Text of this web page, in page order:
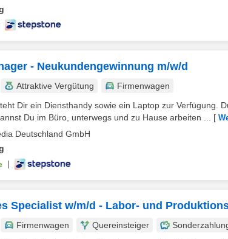
- Neukundengewinnung m/w/d
Attraktive Vergütung
Firmenwagen
Dir ein Diensthandy sowie ein Laptop zur Verfügung.
Du im Büro, unterwegs und zu Hause arbeiten ...
[
Deutschland GmbH
Specialist w/m/d - Labor- und
Firmenwagen Quereinsteiger